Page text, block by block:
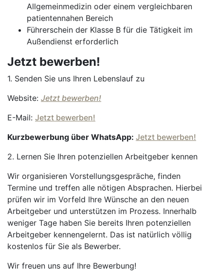
Allgemeinmedizin oder einem vergleichbaren
patientennahen Bereich
Führerschein der Klasse B für die Tätigkeit im
Außendienst erforderlich
Jetzt bewerben!
1. Senden Sie uns Ihren Lebenslauf zu
Website: Jetzt bewerben!
E-Mail: Jetzt bewerben!
Kurzbewerbung über WhatsApp: Jetzt bewerben!
2. Lernen Sie Ihren potenziellen Arbeitgeber kennen
Wir organisieren Vorstellungsgespräche, finden
Termine und treffen alle nötigen Absprachen. Hierbei
prüfen wir im Vorfeld Ihre Wünsche an den neuen
Arbeitgeber und unterstützen im Prozess. Innerhalb
weniger Tage haben Sie bereits Ihren potenziellen
Arbeitgeber kennengelernt. Das ist natürlich völlig
kostenlos für Sie als Bewerber.
Wir freuen uns auf Ihre Bewerbung!